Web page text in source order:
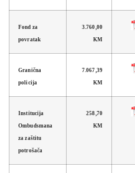
Fond za
povratak
3.760,00
KM
Granična
policija
7.067,39
KM
Institucija
Ombudsmana
za zaštitu
potrošača
258,70
KM